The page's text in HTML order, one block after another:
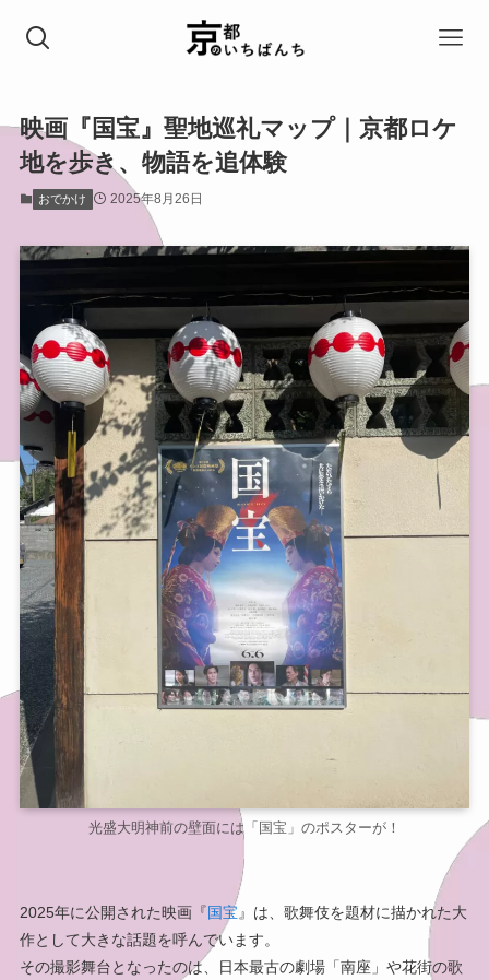
映画『国宝』聖地巡礼マップ｜京都ロケ
地を歩き、物語を追体験
おでかけ 2025年8月26日
光盛大明神前の壁面には「国宝」のポスターが！
2025年に公開された映画『国宝』は、歌舞伎を題材に描かれた大
作として大きな話題を呼んでいます。
その撮影舞台となったのは、日本最古の劇場「南座」や花街の歌